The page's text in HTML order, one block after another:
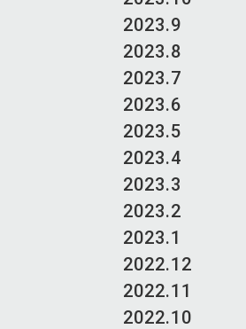
2023.9
2023.8
2023.7
2023.6
2023.5
2023.4
2023.3
2023.2
2023.1
2022.12
2022.11
2022.10